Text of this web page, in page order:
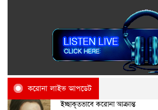
করোনা লাইভ আপডেট
ইচ্ছাকৃতভাবে করোনা আক্রান্ত